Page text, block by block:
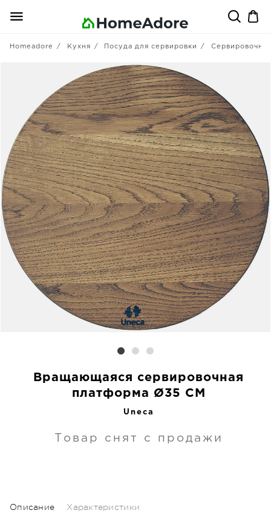
Homeadore Кухня Посуда для сервировки
Вращающаяся сервировочная
платформа Ø35 CM
Uneca
Товар снят с продажи
Описание Характеристики